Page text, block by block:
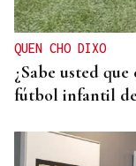
QUEN CHO DIXO
¿Sabe usted
fútbol infantil